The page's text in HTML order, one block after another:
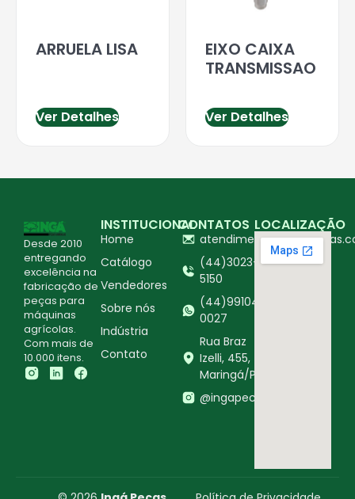
ARRUELA LISA
Ver Detalhes
EIXO CAIXA
TRANSMISSAO
Ver Detalhes
Desde 2010
entregando
excelência na
fabricação de
peças para
máquinas
agrícolas.
Com mais de
10.000 itens.
INSTITUCIONAL
Home
Catálogo
Vendedores
Sobre nós
Indústria
Contato
CONTATOS
(44)3023-
5150
(44)99104-
0027
Rua Braz
Izelli, 455,
Maringá/PR
@ingapecasagricolas
LOCALIZAÇÃO